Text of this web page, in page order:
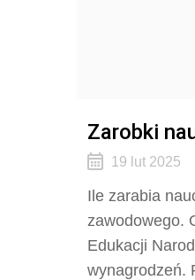
Zarobki
19 lut 2025
Ile zarabia
zawodowego.
Edukacji
wynagrodzeń.